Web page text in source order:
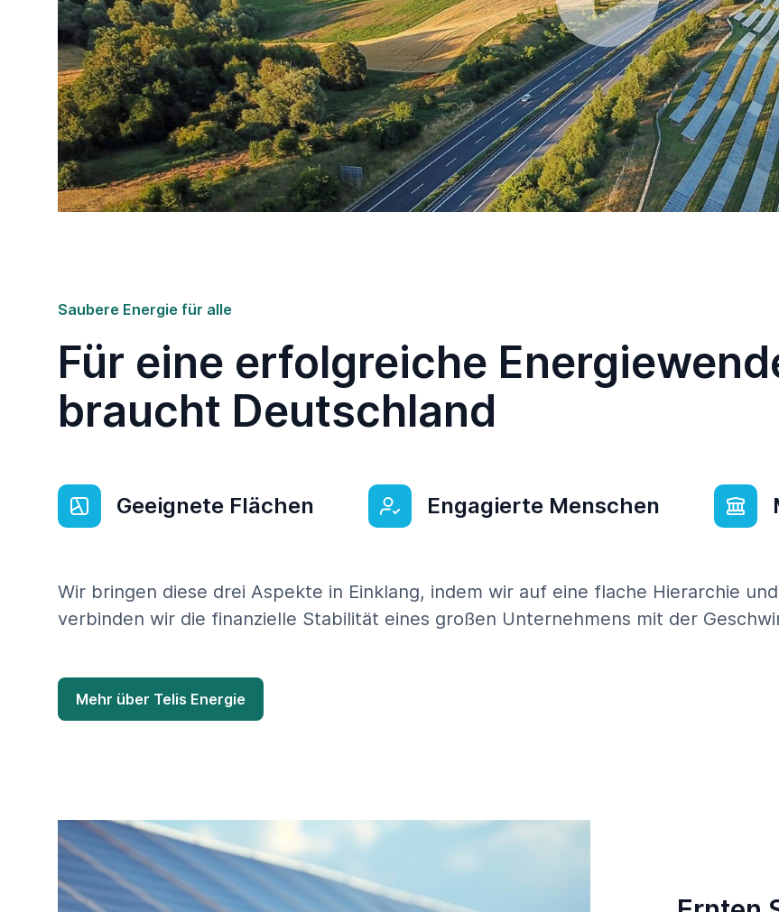
Saubere Energie für alle
Für eine erfolgreiche
braucht Deutschland
Geeignete Flächen Engagierte Menschen
Wir bringen diese drei Aspekte in Einklang, indem wir auf eine flache Hierarchie
verbinden wir die finanzielle Stabilität eines großen Unternehmens mit der
Mehr über Telis Energie